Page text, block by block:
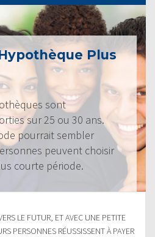
Plus
sont
sur 25 ou 30 ans.
pourrait sembler
peuvent choisir
courte période.
LE FUTUR, ET AVEC UNE PETITE
PERSONNES RÉUSSISSENT À PAYER